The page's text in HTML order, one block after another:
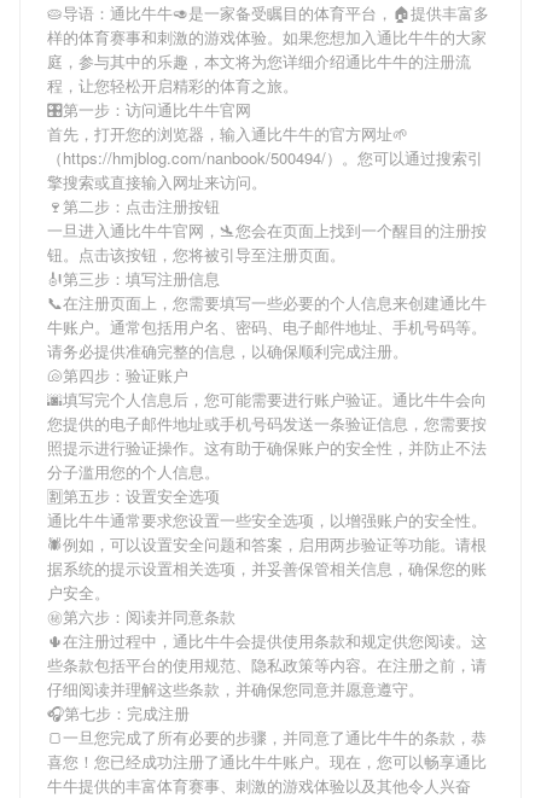
🥧导语： 通比牛牛🥑是一家备受瞩目的体育平台，🏠提供丰富多
样的体育赛事和刺激的游戏体验。如果您想加入通比牛牛的大家
庭，参与其中的乐趣，本文将为您详细介绍通比牛牛的注册流
程，让您轻松开启精彩的体育之旅。
🎛第一步：访问通比牛牛官网
首先，打开您的浏览器，输入通比牛牛的官方网址🌱
（https://hmjblog.com/nanbook/500494/）。您可以通过搜索引
擎搜索或直接输入网址来访问。
🍷第二步：点击注册按钮
一旦进入通比牛牛官网，🛬您会在页面上找到一个醒目的注册按
钮。点击该按钮，您将被引导至注册页面。
🎻第三步：填写注册信息
📞在注册页面上，您需要填写一些必要的个人信息来创建通比牛
牛账户。通常包括用户名、密码、电子邮件地址、手机号码等。
请务必提供准确完整的信息，以确保顺利完成注册。
🐚第四步：验证账户
🌆填写完个人信息后，您可能需要进行账户验证。 通比牛牛会向
您提供的电子邮件地址或手机号码发送一条验证信息，您需要按
照提示进行验证操作。这有助于确保账户的安全性，并防止不法
分子滥用您的个人信息。
🈹第五步：设置安全选项
通比牛牛通常要求您设置一些安全选项，以增强账户的安全性。
🕷例如，可以设置安全问题和答案，启用两步验证等功能。请根
据系统的提示设置相关选项，并妥善保管相关信息，确保您的账
户安全。
㊙第六步：阅读并同意条款
🌵在注册过程中， 通比牛牛会提供使用条款和规定供您阅读。这
些条款包括平台的使用规范、隐私政策等内容。在注册之前，请
仔细阅读并理解这些条款，并确保您同意并愿意遵守。
🎧第七步：完成注册
🍞一旦您完成了所有必要的步骤，并同意了通比牛牛的条款，恭
喜您！您已经成功注册了通比牛牛账户。现在，您可以畅享通比
牛牛提供的丰富体育赛事、刺激的游戏体验以及其他令人兴奋